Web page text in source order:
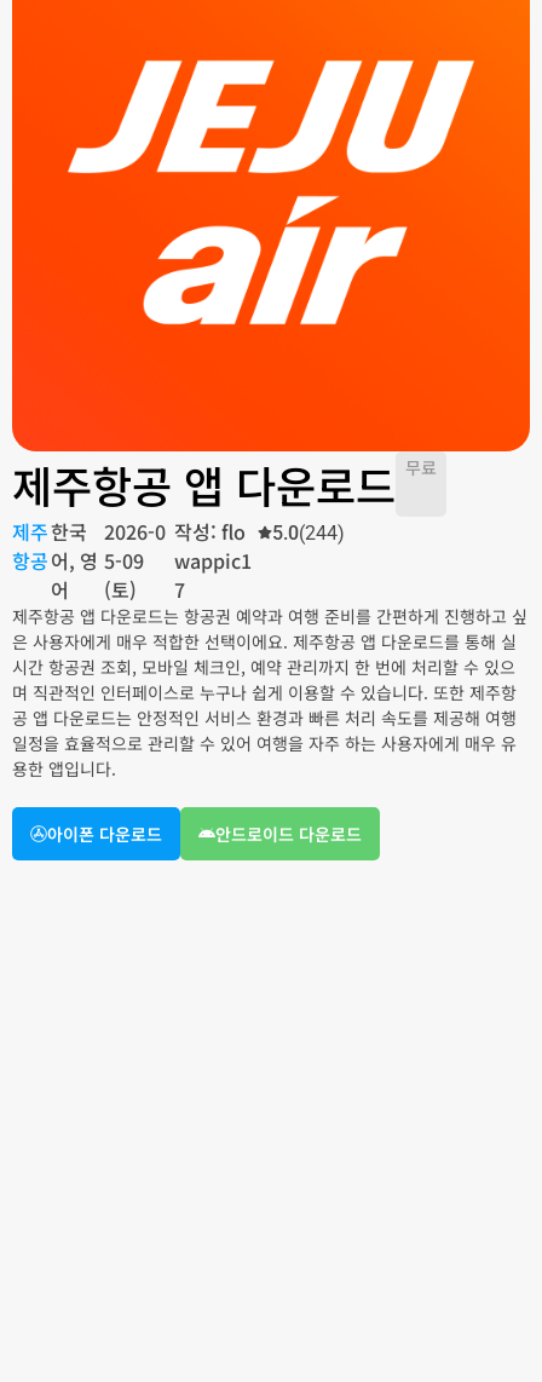
제주항공 앱 다운로드 무료
제주
항공
한국
어, 영
어
2026-0
5-09
(토)
작성: flo
wappic1
7
5.0(244)
제주항공 앱 다운로드는 항공권 예약과 여행 준비를 간편하게 진행하고 싶
은 사용자에게 매우 적합한 선택이에요. 제주항공 앱 다운로드를 통해 실
시간 항공권 조회, 모바일 체크인, 예약 관리까지 한 번에 처리할 수 있으
며 직관적인 인터페이스로 누구나 쉽게 이용할 수 있습니다. 또한 제주항
공 앱 다운로드는 안정적인 서비스 환경과 빠른 처리 속도를 제공해 여행
일정을 효율적으로 관리할 수 있어 여행을 자주 하는 사용자에게 매우 유
용한 앱입니다.
아이폰 다운로드 안드로이드 다운로드